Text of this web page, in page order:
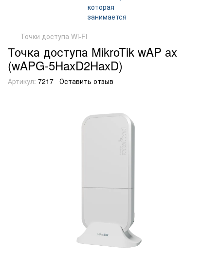
Точки доступа Wi-Fi
Точка доступа MikroTik wAP ax
(wAPG-5HaxD2HaxD)
Артикул: 7217 Оставить отзыв